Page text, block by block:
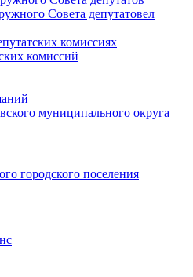
Совета депутатовел
комиссиях
комиссий
муниципального округа
городского поселения